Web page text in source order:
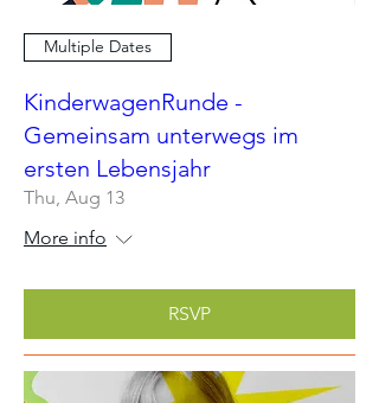
Multiple Dates
KinderwagenRunde -
Gemeinsam unterwegs im
ersten Lebensjahr
Thu, Aug 13
More info
RSVP